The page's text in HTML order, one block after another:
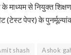
माध्यम से नियुक्त
(टेस्ट पेपर) के
shash Ashok